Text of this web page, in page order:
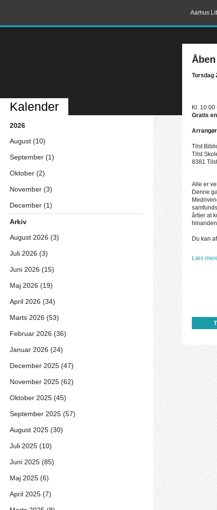
Aarhus
Torsdag
Kl. 10:00
Gratis
Tilst
Tilst
8381 Tilst
Alle er
Denne
årtier at
Du kan
Læs
Kalender
2026
August (10)
September (1)
Oktober (2)
November (3)
December (1)
Arkiv
August 2026 (3)
Juli 2026 (3)
Juni 2026 (15)
Maj 2026 (19)
April 2026 (34)
Marts 2026 (53)
Februar 2026 (36)
Januar 2026 (24)
December 2025 (47)
November 2025 (62)
Oktober 2025 (45)
September 2025 (57)
August 2025 (30)
Juli 2025 (10)
Juni 2025 (85)
Maj 2025 (6)
April 2025 (7)